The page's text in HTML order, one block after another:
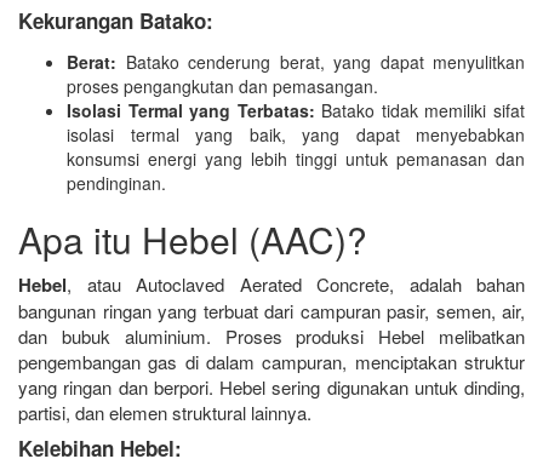
Kekurangan Batako:
Berat: Batako cenderung berat, yang dapat menyulitkan
proses pengangkutan dan pemasangan.
Isolasi Termal yang Terbatas: Batako tidak memiliki sifat
isolasi termal yang baik, yang dapat menyebabkan
konsumsi energi yang lebih tinggi untuk pemanasan dan
pendinginan.
Apa itu Hebel (AAC)?
Hebel, atau Autoclaved Aerated Concrete, adalah bahan
bangunan ringan yang terbuat dari campuran pasir, semen, air,
dan bubuk aluminium. Proses produksi Hebel melibatkan
pengembangan gas di dalam campuran, menciptakan struktur
yang ringan dan berpori. Hebel sering digunakan untuk dinding,
partisi, dan elemen struktural lainnya.
Kelebihan Hebel: